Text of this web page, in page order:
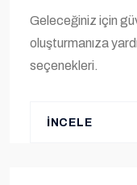
Geleceğiniz için
oluşturmanıza
seçenekleri.
İNCELE